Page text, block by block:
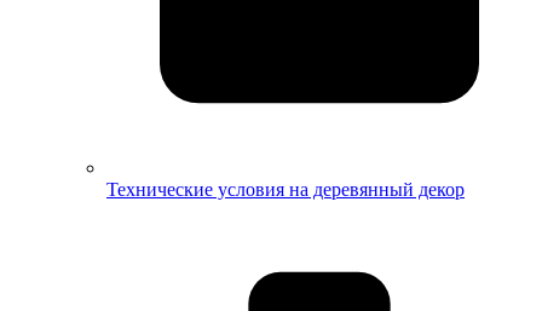
Технические условия на деревянный декор